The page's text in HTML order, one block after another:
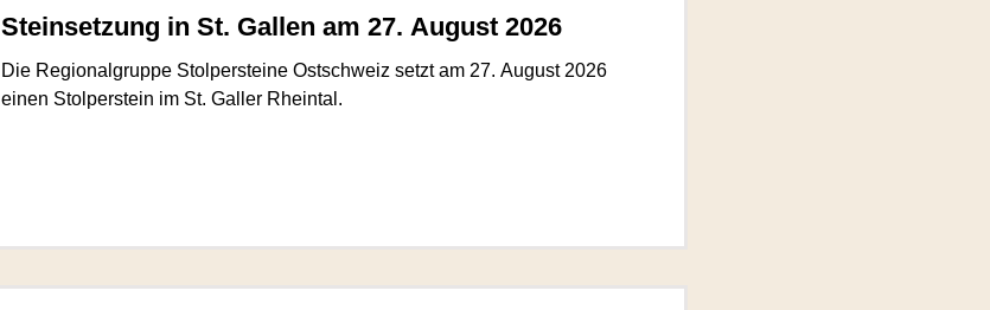
Steinsetzung in St. Gallen am 27. August 2026
Die Regionalgruppe Stolpersteine Ostschweiz setzt am 27. August 2026
einen Stolperstein im St. Galler Rheintal.